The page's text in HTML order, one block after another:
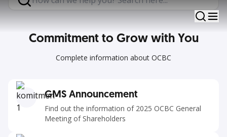
Together step in continuosly to establish relationship
with you
Commitment to Grow with You
Complete information about OCBC
GMS Announcement
Find out the information of 2025 OCBC General
Meeting of Shareholders